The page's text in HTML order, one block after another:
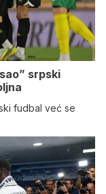
srpski
fudbal već se